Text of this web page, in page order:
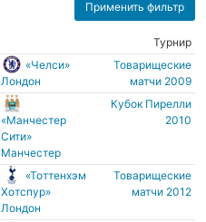
Турнир
«Челси»
Лондон
Товарищеские
матчи 2009
«Манчестер
Сити»
Манчестер
Кубок Пирелли
2010
«Тоттенхэм
Хотспур»
Лондон
Товарищеские
матчи 2012